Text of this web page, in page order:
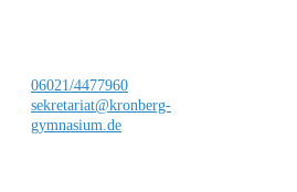
06021/4477960
sekretariat@kronberg-
gymnasium.de